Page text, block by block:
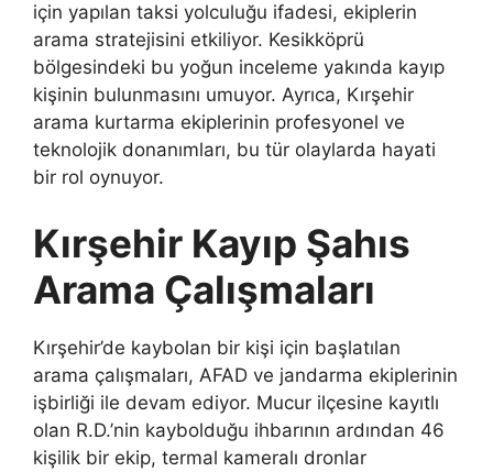
için yapılan taksi yolculuğu ifadesi, ekiplerin
arama stratejisini etkiliyor. Kesikköprü
bölgesindeki bu yoğun inceleme yakında kayıp
kişinin bulunmasını umuyor. Ayrıca, Kırşehir
arama kurtarma ekiplerinin profesyonel ve
teknolojik donanımları, bu tür olaylarda hayati
bir rol oynuyor.
Kırşehir Kayıp Şahıs
Arama Çalışmaları
Kırşehir’de kaybolan bir kişi için başlatılan
arama çalışmaları, AFAD ve jandarma ekiplerinin
işbirliği ile devam ediyor. Mucur ilçesine kayıtlı
olan R.D.’nin kaybolduğu ihbarının ardından 46
kişilik bir ekip, termal kameralı dronlar